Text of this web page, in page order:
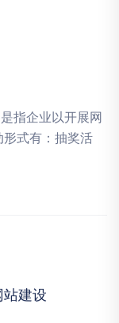
指企业以开展网
式有：抽奖活
建设